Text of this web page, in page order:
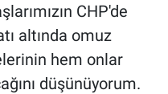
CHP'de
altında omuz
hem onlar
düşünüyorum.